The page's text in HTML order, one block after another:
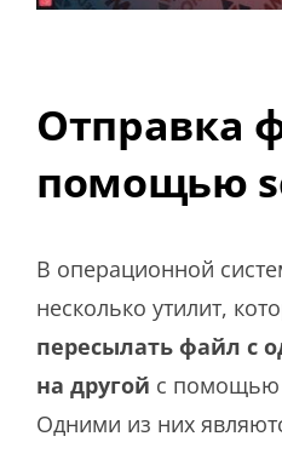
Отправка
помощью
В операционной
несколько утилит,
пересылать файл с
на другой с помощью
Одними из них